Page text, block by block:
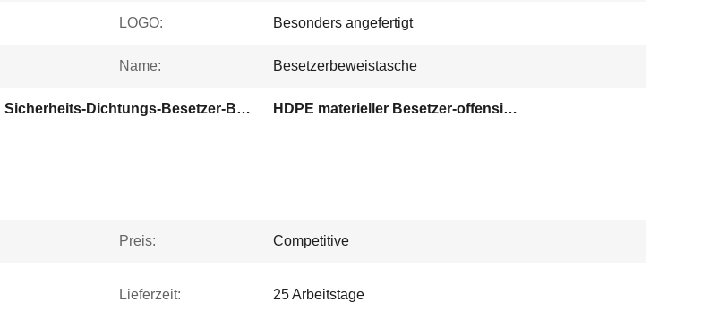
LOGO: Besonders angefertigt
Name: Besetzerbeweistasche
Sicherheits-Dichtungs-Besetzer-Beweis-Taschen HDPE materieller Besetzer-offensichtliche Taschen
Preis: Competitive
Lieferzeit: 25 Arbeitstage